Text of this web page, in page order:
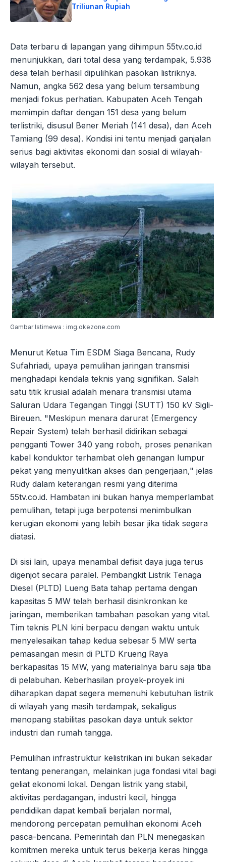
Triliunan Rupiah
Data terbaru di lapangan yang dihimpun 55tv.co.id
menunjukkan, dari total desa yang terdampak, 5.938
desa telah berhasil dipulihkan pasokan listriknya.
Namun, angka 562 desa yang belum tersambung
menjadi fokus perhatian. Kabupaten Aceh Tengah
memimpin daftar dengan 151 desa yang belum
terlistriki, disusul Bener Meriah (141 desa), dan Aceh
Tamiang (99 desa). Kondisi ini tentu menjadi ganjalan
serius bagi aktivitas ekonomi dan sosial di wilayah-
wilayah tersebut.
Gambar Istimewa : img.okezone.com
Menurut Ketua Tim ESDM Siaga Bencana, Rudy
Sufahriadi, upaya pemulihan jaringan transmisi
menghadapi kendala teknis yang signifikan. Salah
satu titik krusial adalah menara transmisi utama
Saluran Udara Tegangan Tinggi (SUTT) 150 kV Sigli-
Bireuen. "Meskipun menara darurat (Emergency
Repair System) telah berhasil didirikan sebagai
pengganti Tower 340 yang roboh, proses penarikan
kabel konduktor terhambat oleh genangan lumpur
pekat yang menyulitkan akses dan pengerjaan," jelas
Rudy dalam keterangan resmi yang diterima
55tv.co.id. Hambatan ini bukan hanya memperlambat
pemulihan, tetapi juga berpotensi menimbulkan
kerugian ekonomi yang lebih besar jika tidak segera
diatasi.
Di sisi lain, upaya menambal defisit daya juga terus
digenjot secara paralel. Pembangkit Listrik Tenaga
Diesel (PLTD) Lueng Bata tahap pertama dengan
kapasitas 5 MW telah berhasil disinkronkan ke
jaringan, memberikan tambahan pasokan yang vital.
Tim teknis PLN kini berpacu dengan waktu untuk
menyelesaikan tahap kedua sebesar 5 MW serta
pemasangan mesin di PLTD Krueng Raya
berkapasitas 15 MW, yang materialnya baru saja tiba
di pelabuhan. Keberhasilan proyek-proyek ini
diharapkan dapat segera memenuhi kebutuhan listrik
di wilayah yang masih terdampak, sekaligus
menopang stabilitas pasokan daya untuk sektor
industri dan rumah tangga.
Pemulihan infrastruktur kelistrikan ini bukan sekadar
tentang penerangan, melainkan juga fondasi vital bagi
geliat ekonomi lokal. Dengan listrik yang stabil,
aktivitas perdagangan, industri kecil, hingga
pendidikan dapat kembali berjalan normal,
mendorong percepatan pemulihan ekonomi Aceh
pasca-bencana. Pemerintah dan PLN menegaskan
komitmen mereka untuk terus bekerja keras hingga